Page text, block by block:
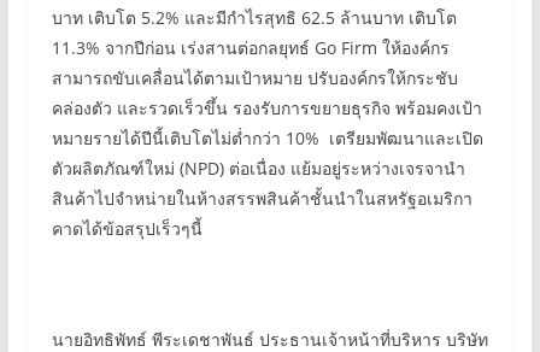
บาท เติบโต 5.2% และมีกำไรสุทธิ 62.5 ล้านบาท เติบโต
11.3% จากปีก่อน เร่งสานต่อกลยุทธ์ Go Firm ให้องค์กร
สามารถขับเคลื่อนได้ตามเป้าหมาย ปรับองค์กรให้กระชับ
คล่องตัว และรวดเร็วขึ้น รองรับการขยายธุรกิจ พร้อมคงเป้า
หมายรายได้ปีนี้เติบโตไม่ต่ำกว่า 10% เตรียมพัฒนาและเปิด
ตัวผลิตภัณฑ์ใหม่ (NPD) ต่อเนื่อง แย้มอยู่ระหว่างเจรจานำ
สินค้าไปจำหน่ายในห้างสรรพสินค้าชั้นนำในสหรัฐอเมริกา
คาดได้ข้อสรุปเร็วๆนี้
นายอิทธิพัทธ์ พีระเดชาพันธ์ ประธานเจ้าหน้าที่บริหาร บริษัท